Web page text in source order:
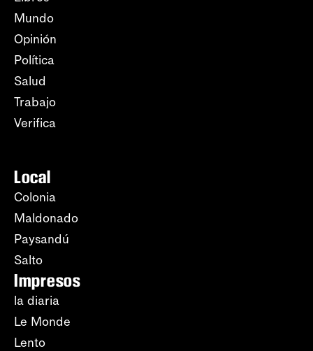
Mundo
Opinión
Política
Salud
Trabajo
Verifica
Local
Colonia
Maldonado
Paysandú
Salto
Impresos
la diaria
Le Monde
Lento